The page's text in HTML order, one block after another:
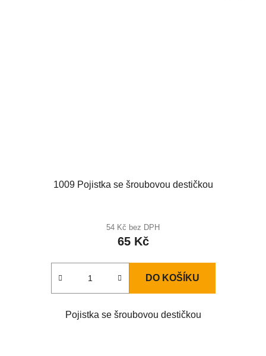
1009 Pojistka se šroubovou destičkou
54 Kč bez DPH
65 Kč
DO KOŠÍKU
Pojistka se šroubovou destičkou